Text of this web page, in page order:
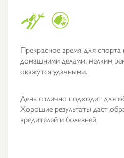
Прекрасное время для
домашними делами, мелким
окажутся удачными.
День отлично подходит для
Хорошие результаты даст
вредителей и болезней.